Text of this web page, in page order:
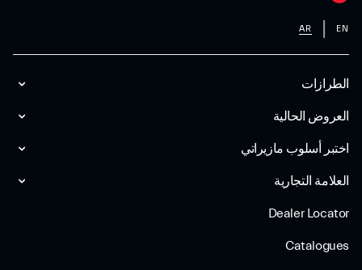
الطرازات
العروض الحالية
اختبر أسلوب مازیراتي
العلامة التجارية
Dealer Locator
Catalogues
EN
AR